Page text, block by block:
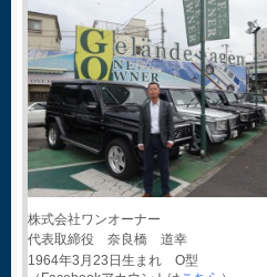
株式会社ワンオーナー
代表取締役 奈良橋 道幸
1964年3月23日生まれ O型